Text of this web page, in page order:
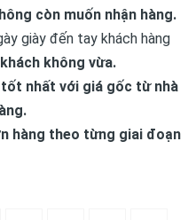
còn muốn nhận hàng.
giày đến tay khách hàng
không vừa.
nhất với giá gốc từ nhà
hàng theo từng giai đoạn